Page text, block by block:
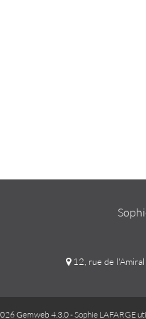
12, rue de
Gemweb 4.3.0- Sophie LAFARGE